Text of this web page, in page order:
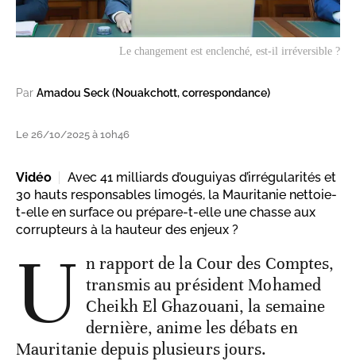
Le changement est enclenché, est-il irréversible ?
Par Amadou Seck (Nouakchott, correspondance)
Le 26/10/2025 à 10h46
Vidéo
Avec 41 milliards d’ouguiyas d’irrégularités et
30 hauts responsables limogés, la Mauritanie nettoie-
t-elle en surface ou prépare-t-elle une chasse aux
corrupteurs à la hauteur des enjeux ?
U n rapport de la Cour des Comptes,
transmis au président Mohamed
Cheikh El Ghazouani, la semaine
dernière, anime les débats en
Mauritanie depuis plusieurs jours.